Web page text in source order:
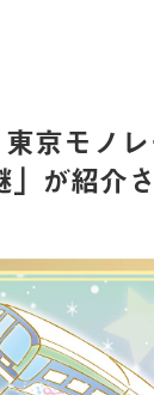
京モノ
が紹介